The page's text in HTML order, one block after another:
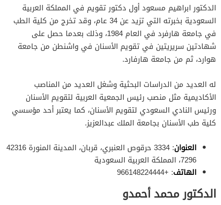
الدكتور ابراهيم مسعود أول دكتور تقويم في المملكة العربية
السعودية بخبرته التي تزيد عن 34 عام، وقد تخرج من كلية الطب
في جامعة هارفرد في العام 1984، وذلك بعدما حصل على
شهادتين سريريتين في تقويم الأسنان في واشنطن من جامعة
هوارد، ثم من جامعة هارفارد.
له العديد من الدراسات البحثية وشغل العديد من المناصب
الأكاديمية مثل منصب رئيس الجمعية العربية لتقويم الأسنان
ورئيس النادي السعودي لتقويم الأسنان، كما يعتبر أحد مؤسسي
كلية طب الأسنان بجامعة الملك عبدالعزيز.
العنوان
: 3334 حرقوص العنبري، قربان، المدينة المنورة 42316
7296، المملكة العربية السعودية
الهاتف: +966148224444
الدكتور محمد أحمدو